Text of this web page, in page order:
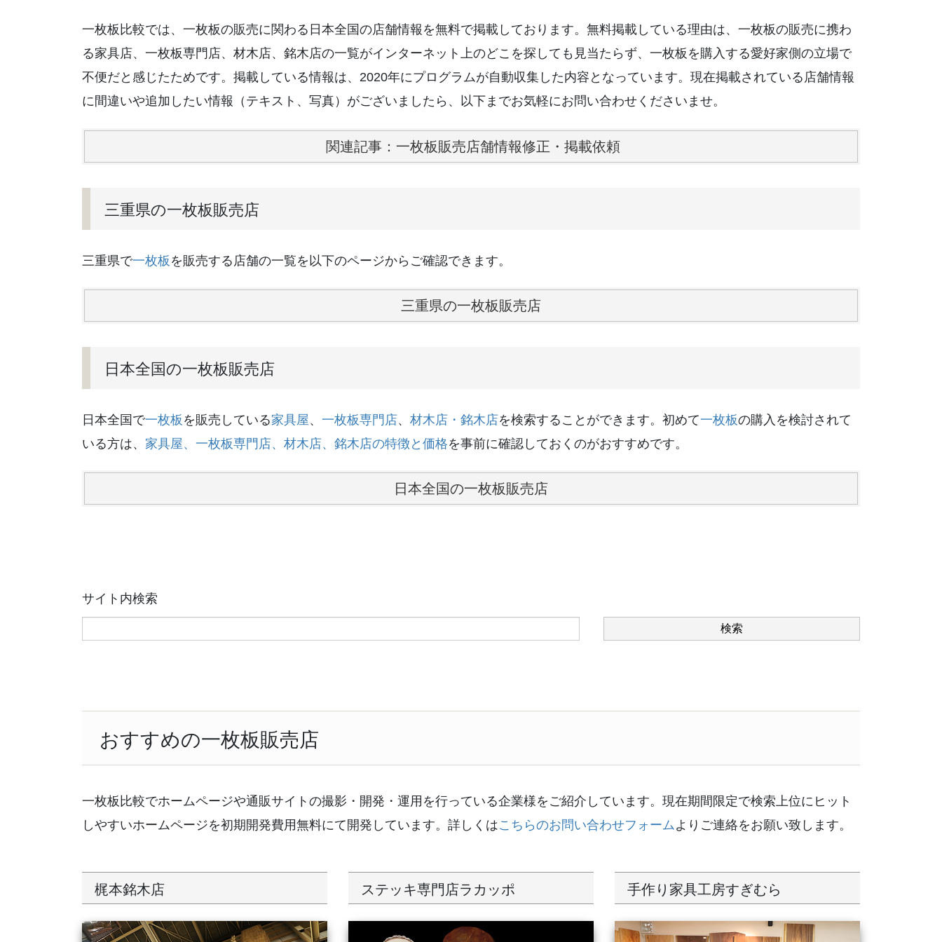
一枚板比較では、一枚板の販売に関わる日本全国の店舗情報を無料で掲載しております。無料掲載している理由は、一枚板の販売に携わ
る家具店、一枚板専門店、材木店、銘木店の一覧がインターネット上のどこを探しても見当たらず、一枚板を購入する愛好家側の立場で
不便だと感じたためです。掲載している情報は、2020年にプログラムが自動収集した内容となっています。現在掲載されている店舗情報
に間違いや追加したい情報（テキスト、写真）がございましたら、以下までお気軽にお問い合わせくださいませ。
関連記事：一枚板販売店舗情報修正・掲載依頼
三重県の一枚板販売店
三重県で一枚板 を販売する店舗の一覧を以下のページからご確認できます。
三重県の一枚板販売店
日本全国の一枚板販売店
日本全国で一枚板 を販売している家具屋、 一枚板専門店、 材木店・銘木店を検索することができます。初めて一枚板の購入を検討されて
いる方は、 家具屋、一枚板専門店、材木店、銘木店の特徴と価格を事前に確認しておくのがおすすめです。
日本全国の一枚板販売店
サイト内検索
おすすめの一枚板販売店
一枚板比較でホームページや通販サイトの撮影・開発・運用を行っている企業様をご紹介しています。現在期間限定で検索上位にヒット
しやすいホームページを初期開発費用無料にて開発しています。詳しくはこちらのお問い合わせフォーム よりご連絡をお願い致します。
梶本銘木店 ステッキ専門店ラカッポ 手作り家具工房すぎむら